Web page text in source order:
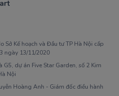
Sở Kế hoạch và Đầu tư TP Hà Nội cấp
ngày 13/11/2020
dự án Five Star Garden, số 2 Kim
Nội
Hoàng Anh - Giám đốc điều hành